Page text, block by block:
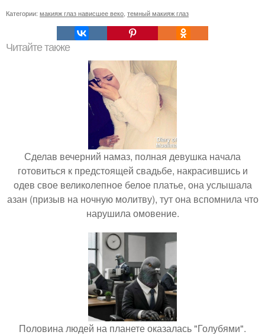
Категории: макияж глаз нависшее веко темный макияж глаз
Читайте также
Сделав вечерний намаз, полная девушка начала
готовиться к предстоящей свадьбе, накрасившись и
одев свое великолепное белое платье, она услышала
азан (призыв на ночную молитву), тут она вспомнила что
нарушила омовение.
Половина людей на планете оказалась "Голубями".